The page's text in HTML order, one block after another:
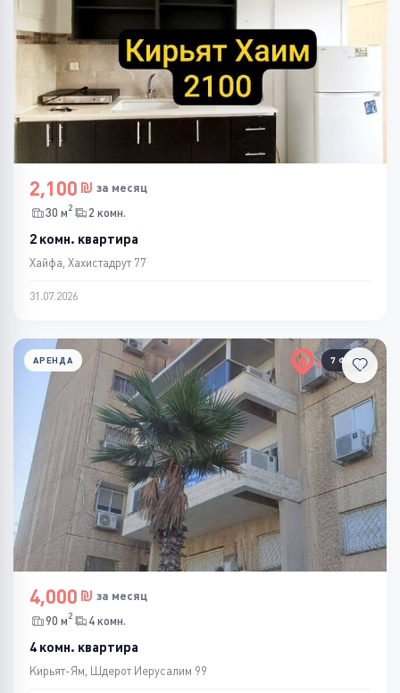
2,100
за месяц
30 м2 2 комн.
2 комн. квартира
Хайфа, Хахистадрут 77
31.07.2026
7 ФОТО
АРЕНДА
4,000
за месяц
90 м2 4 комн.
4 комн. квартира
Кирьят-Ям, Шдерот Иерусалим 99